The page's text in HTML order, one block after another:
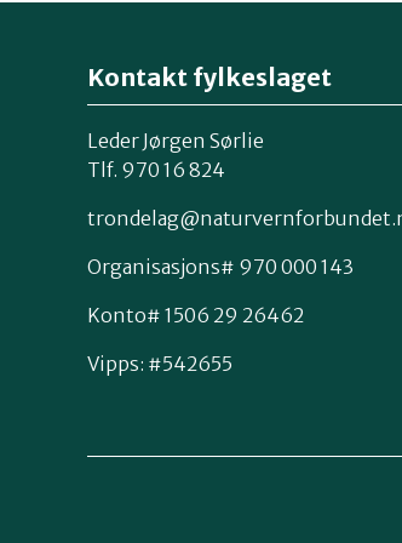
Kontakt fylkeslaget
Leder Jørgen Sørlie
Tlf. 970 16 824
Organisasjons# 970 000 143
Konto# 1506 29 26462
Vipps: #542655